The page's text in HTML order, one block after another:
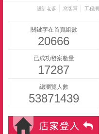
設計老爹 窩客幫 工程網
關鍵字在首頁組數
20666
已成功發案數量
17287
總瀏覽人數
53871439